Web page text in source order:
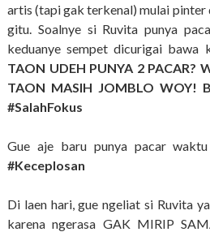
artis (tapi gak terkenal) mulai pinter
gitu. Soalnye si Ruvita punya
keduanye sempet dicurigai bawa
TAON UDEH PUNYA 2 PACAR?
TAON MASIH JOMBLO WOY!
#SalahFokus
Gue aje baru punya pacar
#Keceplosan
Di laen hari, gue ngeliat si Ruvita
karena ngerasa GAK MIRIP